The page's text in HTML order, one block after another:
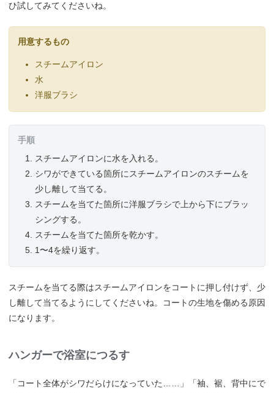
ひ試してみてくださいね。
用意するもの
スチームアイロン
水
洋服ブラシ
手順
スチームアイロンに水を入れる。
シワができている箇所にスチームアイロンのスチームを
少し離して当てる。
スチームを当てた箇所に洋服ブラシで上から下にブラッ
シングする。
スチームを当てた箇所を乾かす。
1〜4を繰り返す。
スチームを当てる際はスチームアイロンをコートに押し付けず、少
し離して当てるようにしてくださいね。コートの生地を傷める原因
になります。
ハンガーで浴室につるす
「コート全体がシワだらけになっていた……」「袖、裾、背中にで